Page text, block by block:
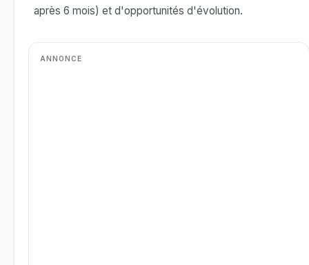
après 6 mois) et d'opportunités d'évolution.